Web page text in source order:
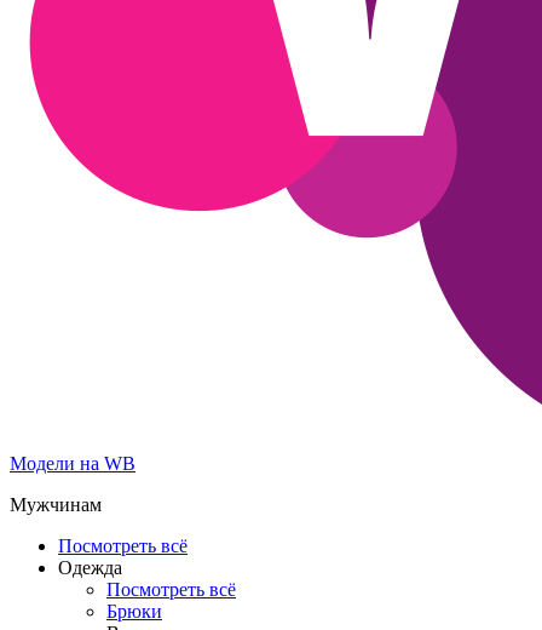
Модели на WB
Мужчинам
Посмотреть всё
Одежда
Посмотреть всё
Брюки